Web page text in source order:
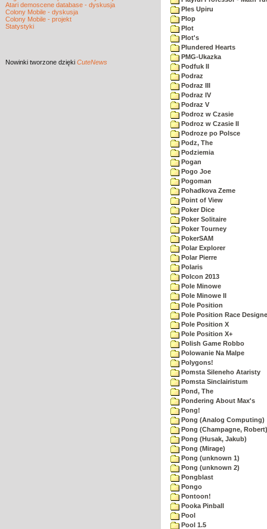
Atari demoscene database - dyskusja
Colony Mobile - dyskusja
Colony Mobile - projekt
Statystyki
Nowinki tworzone dzięki CuteNews
Ples Upiru
Plop
Plot
Plot's
Plundered Hearts
PMG-Ukazka
Podfuk II
Podraz
Podraz III
Podraz IV
Podraz V
Podroz w Czasie
Podroz w Czasie II
Podroze po Polsce
Podz, The
Podziemia
Pogan
Pogo Joe
Pogoman
Pohadkova Zeme
Point of View
Poker Dice
Poker Solitaire
Poker Tourney
PokerSAM
Polar Explorer
Polar Pierre
Polaris
Polcon 2013
Pole Minowe
Pole Minowe II
Pole Position
Pole Position Race
Pole Position X
Pole Position X+
Polish Game Robbo
Polowanie Na Malpe
Polygons!
Pomsta Sileneho Ataristy
Pomsta Sinclairistum
Pond, The
Pondering About Max's
Pong!
Pong (Analog Computing)
Pong (Champagne, Robert)
Pong (Husak, Jakub)
Pong (Mirage)
Pong (unknown 1)
Pong (unknown 2)
Pongblast
Pongo
Pontoon!
Pooka Pinball
Pool
Pool 1.5